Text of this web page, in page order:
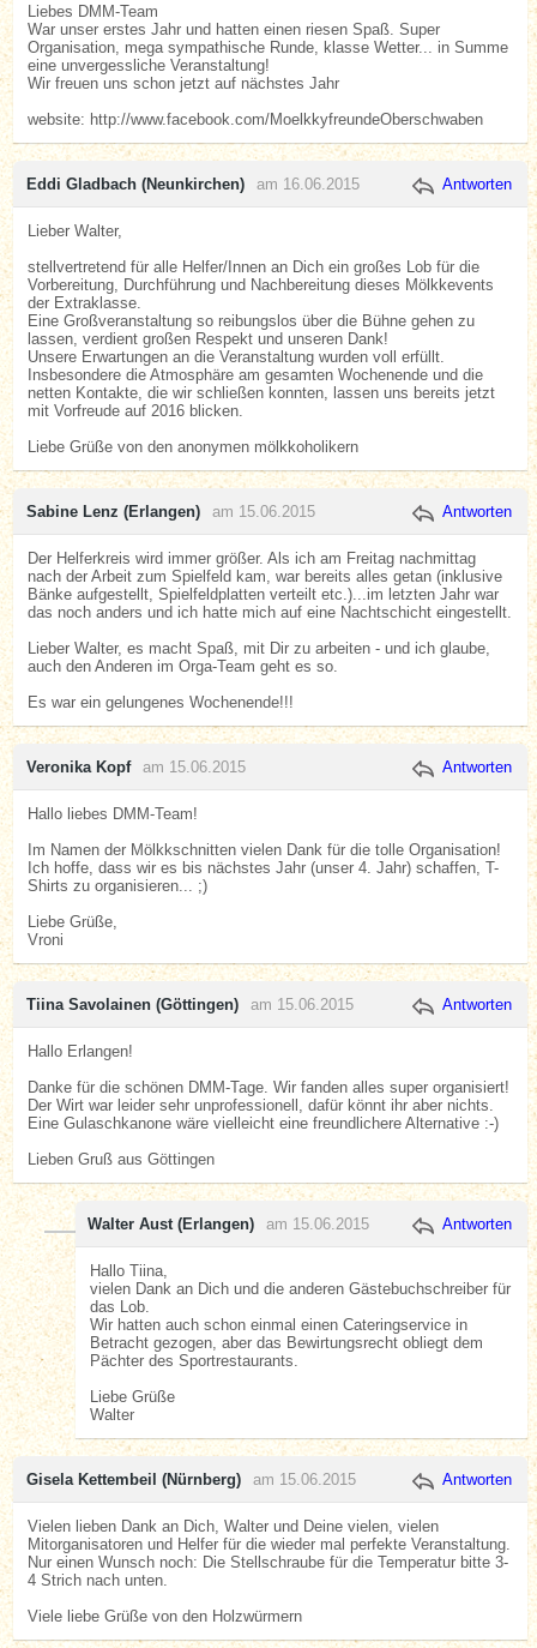
Liebes DMM-Team
War unser erstes Jahr und hatten einen riesen Spaß. Super
Organisation, mega sympathische Runde, klasse Wetter... in Summe
eine unvergessliche Veranstaltung!
Wir freuen uns schon jetzt auf nächstes Jahr
website: http://www.facebook.com/MoelkkyfreundeOberschwaben
Eddi Gladbach (Neunkirchen) am 16.06.2015 Antworten
Lieber Walter,
stellvertretend für alle Helfer/Innen an Dich ein großes Lob für die
Vorbereitung, Durchführung und Nachbereitung dieses Mölkkevents
der Extraklasse.
Eine Großveranstaltung so reibungslos über die Bühne gehen zu
lassen, verdient großen Respekt und unseren Dank!
Unsere Erwartungen an die Veranstaltung wurden voll erfüllt.
Insbesondere die Atmosphäre am gesamten Wochenende und die
netten Kontakte, die wir schließen konnten, lassen uns bereits jetzt
mit Vorfreude auf 2016 blicken.
Liebe Grüße von den anonymen mölkkoholikern
Sabine Lenz (Erlangen) am 15.06.2015 Antworten
Der Helferkreis wird immer größer. Als ich am Freitag nachmittag
nach der Arbeit zum Spielfeld kam, war bereits alles getan (inklusive
Bänke aufgestellt, Spielfeldplatten verteilt etc.)...im letzten Jahr war
das noch anders und ich hatte mich auf eine Nachtschicht eingestellt.
Lieber Walter, es macht Spaß, mit Dir zu arbeiten - und ich glaube,
auch den Anderen im Orga-Team geht es so.
Es war ein gelungenes Wochenende!!!
Veronika Kopf am 15.06.2015 Antworten
Hallo liebes DMM-Team!
Im Namen der Mölkkschnitten vielen Dank für die tolle Organisation!
Ich hoffe, dass wir es bis nächstes Jahr (unser 4. Jahr) schaffen, T-
Shirts zu organisieren... ;)
Liebe Grüße,
Vroni
Tiina Savolainen (Göttingen) am 15.06.2015 Antworten
Hallo Erlangen!
Danke für die schönen DMM-Tage. Wir fanden alles super organisiert!
Der Wirt war leider sehr unprofessionell, dafür könnt ihr aber nichts.
Eine Gulaschkanone wäre vielleicht eine freundlichere Alternative :-)
Lieben Gruß aus Göttingen
Walter Aust (Erlangen) am 15.06.2015 Antworten
Hallo Tiina,
vielen Dank an Dich und die anderen Gästebuchschreiber für
das Lob.
Wir hatten auch schon einmal einen Cateringservice in
Betracht gezogen, aber das Bewirtungsrecht obliegt dem
Pächter des Sportrestaurants.
Liebe Grüße
Walter
Gisela Kettembeil (Nürnberg) am 15.06.2015 Antworten
Vielen lieben Dank an Dich, Walter und Deine vielen, vielen
Mitorganisatoren und Helfer für die wieder mal perfekte Veranstaltung.
Nur einen Wunsch noch: Die Stellschraube für die Temperatur bitte 3-
4 Strich nach unten.
Viele liebe Grüße von den Holzwürmern